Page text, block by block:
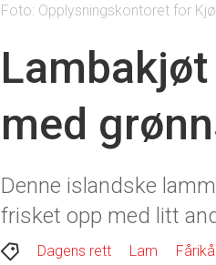
Foto: Opplysningskontoret for
med
Denne islandske
frisket opp med litt
Dagens rett Lam Fårikål